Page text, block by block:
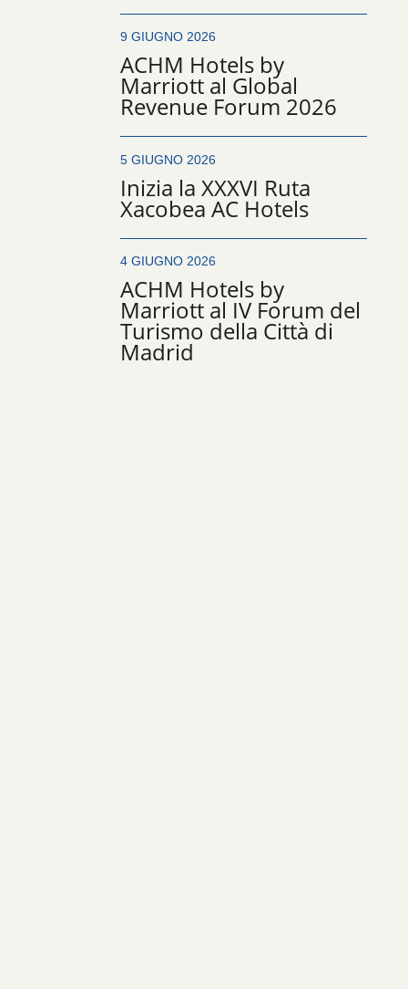
9 GIUGNO 2026
ACHM Hotels by
Marriott al Global
Revenue Forum 2026
5 GIUGNO 2026
Inizia la XXXVI Ruta
Xacobea AC Hotels
4 GIUGNO 2026
ACHM Hotels by
Marriott al IV Forum del
Turismo della Città di
Madrid